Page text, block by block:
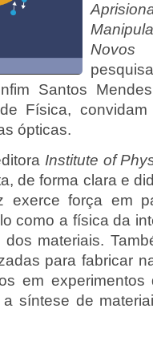
Novos
Santos
Física,
ópticas.
Institute of
de forma clara e
exerce força em
como a física da
materiais.
para fabricar
em
síntese de